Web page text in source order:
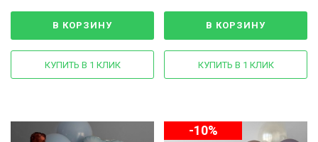
В КОРЗИНУ
КУПИТЬ В 1 КЛИК
В КОРЗИНУ
КУПИТЬ В 1 КЛИК
-10%